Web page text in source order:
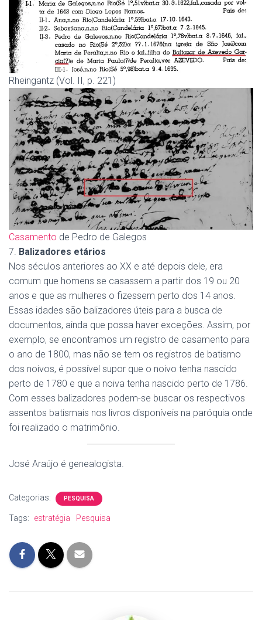
Rheingantz (Vol. II, p. 221)
Casamento de Pedro de Galegos
7. Balizadores etários
Nos séculos anteriores ao XX e até depois dele, era
comum que homens se casassem a partir dos 19 ou 20
anos e que as mulheres o fizessem perto dos 14 anos.
Essas idades são balizadores úteis para a busca de
documentos, ainda que possa haver exceções. Assim, por
exemplo, se encontramos um registro de casamento para
o ano de 1800, mas não se tem os registros de batismo
dos noivos, é possível supor que o noivo tenha nascido
perto de 1780 e que a noiva tenha nascido perto de 1786.
Com esses balizadores podem-se buscar os respectivos
assentos batismais nos livros disponíveis na paróquia onde
foi realizado o matrimônio.
José Araújo é genealogista.
Categorias: PESQUISA
Tags: estratégia Pesquisa